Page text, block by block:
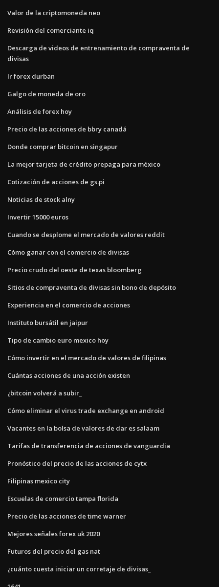
Valor de la criptomoneda neo
Revisión del comerciante iq
Descarga de videos de entrenamiento de compraventa de
divisas
Ir forex durban
Galgo de moneda de oro
Análisis de forex hoy
Precio de las acciones de bbry canadá
Donde comprar bitcoin en singapur
La mejor tarjeta de crédito prepaga para méxico
Cotización de acciones de gs.pi
Noticias de stock alny
Invertir 15000 euros
Cuando se desplome el mercado de valores reddit
Cómo ganar con el comercio de divisas
Precio crudo del oeste de texas bloomberg
Sitios de compraventa de divisas sin bono de depósito
Experiencia en el comercio de acciones
Instituto bursátil en jaipur
Tipo de cambio euro mexico hoy
Cómo invertir en el mercado de valores de filipinas
Cuántas acciones de una acción existen
¿bitcoin volverá a subir_
Cómo eliminar el virus trade exchange en android
Vacantes en la bolsa de valores de dar es salaam
Tarifas de transferencia de acciones de vanguardia
Pronóstico del precio de las acciones de cytx
Filipinas mexico city
Escuelas de comercio tampa florida
Precio de las acciones de time warner
Mejores señales forex uk 2020
Futuros del precio del gas nat
¿cuánto cuesta iniciar un corretaje de divisas_